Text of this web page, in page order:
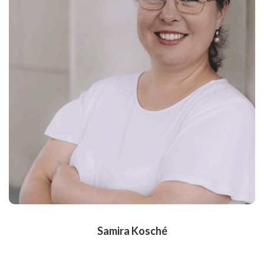
Weiterbildungs-
assistentin
Allgemeinmedizin
Verheiratet, 2 Kinder
Medizinstudium an der
Universität Bonn
Mehrjährige Tätigkeit als Klinikärztin
Hausarztpraxis Friesdorf.
Samira Kosché